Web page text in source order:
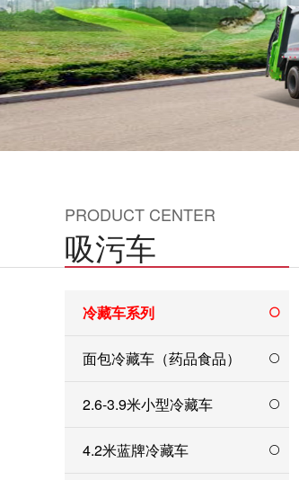
PRODUCT CENTER
吸污车
冷藏车系列
面包冷藏车（药品食品）
2.6-3.9米小型冷藏车
4.2米蓝牌冷藏车